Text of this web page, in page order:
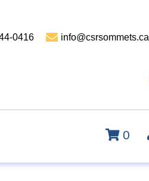
0416 info@csrsommets.ca
0